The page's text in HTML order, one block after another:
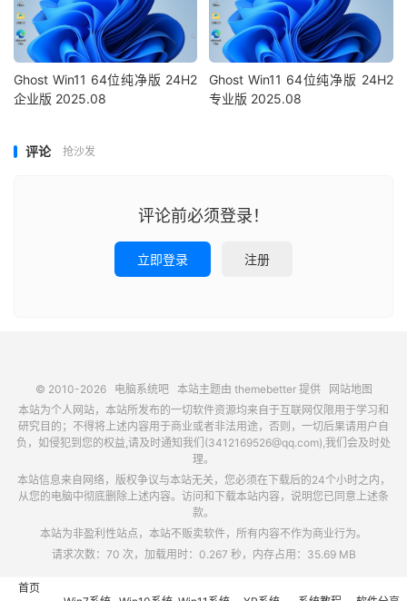
Ghost Win11 64位纯净版 24H2
企业版 2025.08
Ghost Win11 64位纯净版 24H2
专业版 2025.08
评论 抢沙发
评论前必须登录！
立即登录 注册
© 2010-2026 电脑系统吧本站主题由 themebetter提供
网站地图
本站为个人网站，本站所发布的一切软件资源均来自于互联网仅限用于学习和
研究目的；不得将上述内容用于商业或者非法用途，否则，一切后果请用户自
负，如侵犯到您的权益,请及时通知我们(3412169526@qq.com),我们会及时处
理。
本站信息来自网络，版权争议与本站无关，您必须在下载后的24个小时之内，
从您的电脑中彻底删除上述内容。访问和下载本站内容，说明您已同意上述条
款。
本站为非盈利性站点，本站不贩卖软件，所有内容不作为商业行为。
请求次数：70 次，加载用时：0.267 秒，内存占用：35.69 MB
首页